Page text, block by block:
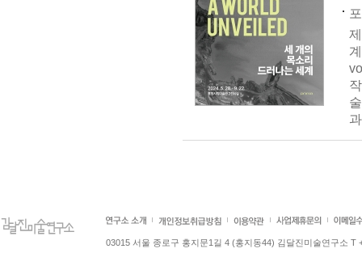
03015 서울 종로구 홍지문1길 4 (홍지동44) 김달진미술연구소 T